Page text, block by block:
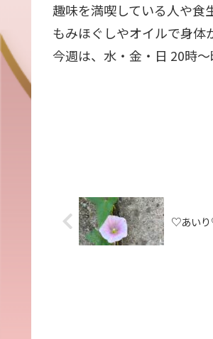
趣味を満喫している人や食
もみほぐしやオイルで身
今週は、水・金・日 20時
♡あい